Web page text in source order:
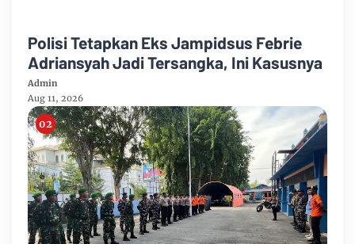
Polisi Tetapkan Eks Jampidsus Febrie
Adriansyah Jadi Tersangka, Ini Kasusnya
Admin
Aug 11, 2026